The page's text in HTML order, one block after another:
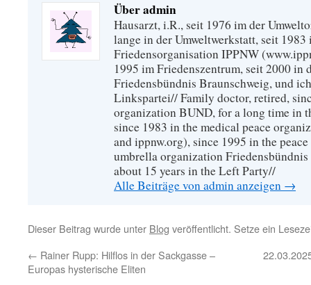
Über admin
Hausarzt, i.R., seit 1976 im der
lange in der Umweltwerkstatt, seit
Friedensorganisation IPPNW
1995 im Friedenszentrum, seit 2000 in
Friedensbündnis Braunschweig, und
Linkspartei// Family doctor, retired,
organization BUND, for a long time in
since 1983 in the medical peace
and ippnw.org), since 1995 in the
umbrella organization
about 15 years in the Left Party//
Alle Beiträge von admin anzeigen →
Dieser Beitrag wurde unter Blog veröffentlicht. Setze ein
← Rainer Rupp: Hilflos in der Sackgasse –
Europas hysterische Eliten